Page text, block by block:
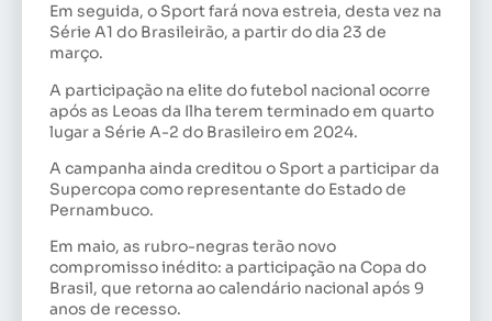
Em seguida, o Sport fará nova estreia, desta vez na
Série A1 do Brasileirão, a partir do dia 23 de
março.
A participação na elite do futebol nacional ocorre
após as Leoas da Ilha terem terminado em quarto
lugar a Série A-2 do Brasileiro em 2024.
A campanha ainda creditou o Sport a participar da
Supercopa como representante do Estado de
Pernambuco.
Em maio, as rubro-negras terão novo
compromisso inédito: a participação na Copa do
Brasil, que retorna ao calendário nacional após 9
anos de recesso.